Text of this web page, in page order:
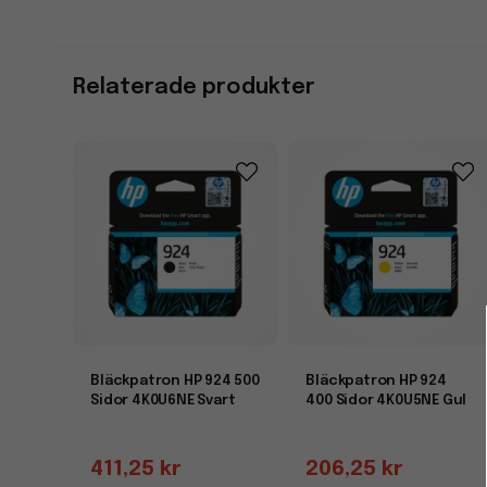
Relaterade produkter
Bläckpatron HP 924 500
Sidor 4K0U6NE Svart
411,25 kr
Bläckpatron HP 924
400 Sidor 4K0U5NE Gul
206,25 kr